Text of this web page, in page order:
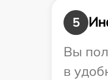
5
Вы
в